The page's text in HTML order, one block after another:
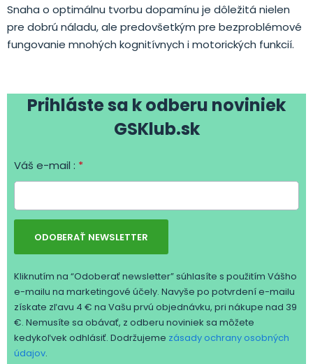
Snaha o optimálnu tvorbu dopamínu je dôležitá nielen
pre dobrú náladu, ale predovšetkým pre bezproblémové
fungovanie mnohých kognitívnych i motorických funkcií.
Prihláste sa k odberu noviniek
GSKlub.sk
Váš e-mail : *
ODOBERAŤ NEWSLETTER
Kliknutím na “Odoberať newsletter” súhlasíte s použitím Vášho
e-mailu na marketingové účely. Navyše po potvrdení e-mailu
získate zľavu 4 € na Vašu prvú objednávku, pri nákupe nad 39
€. Nemusíte sa obávať, z odberu noviniek sa môžete
kedykoľvek odhlásiť. Dodržujeme zásady ochrany osobných
údajov.